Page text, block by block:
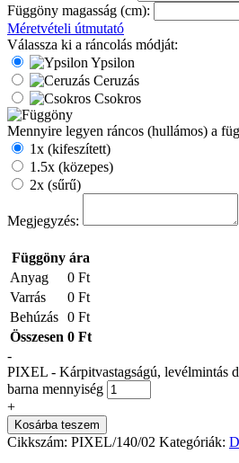
Függöny magasság (cm):
Méretvételi útmutató
Válassza ki a ráncolás módját:
Ypsilon
Ceruzás
Csokros
Mennyire legyen ráncos (hullámos) a
1x (kifeszített)
1.5x (közepes)
2x (sűrű)
Megjegyzés:
Függöny ára
Anyag
0 Ft
Varrás
0 Ft
Behúzás 0 Ft
Összesen 0 Ft
-
PIXEL - Kárpitvastagságú, levélmintás
barna mennyiség
+
Kosárba teszem
Cikkszám: PIXEL/140/02 Kategóriák: